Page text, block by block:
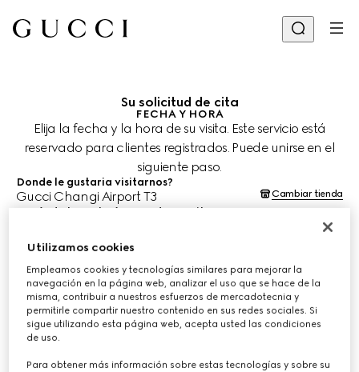
Su solicitud de cita
FECHA Y HORA
Elija la fecha y la hora de su visita. Este servicio está
reservado para clientes registrados. Puede unirse en el
siguiente paso.
Donde le gustaria visitarnos?
Gucci Changi Airport T3 Cambiar tienda
¿Cuándo le gustaría agendar su cita?
Las fechas y horas se muestran en la hora local de la tienda (SGT) y
están sujetas a la confirmación del equipo de asesoría de clientes.
ELIJA EL HORARIO*
Utilizamos cookies
Empleamos cookies y tecnologías similares para mejorar la
navegación en la página web, analizar el uso que se hace de la
misma, contribuir a nuestros esfuerzos de mercadotecnia y
permitirle compartir nuestro contenido en sus redes sociales. Si
sigue utilizando esta página web, acepta usted las condiciones
de uso.
Para obtener más información sobre estas tecnologías y sobre su